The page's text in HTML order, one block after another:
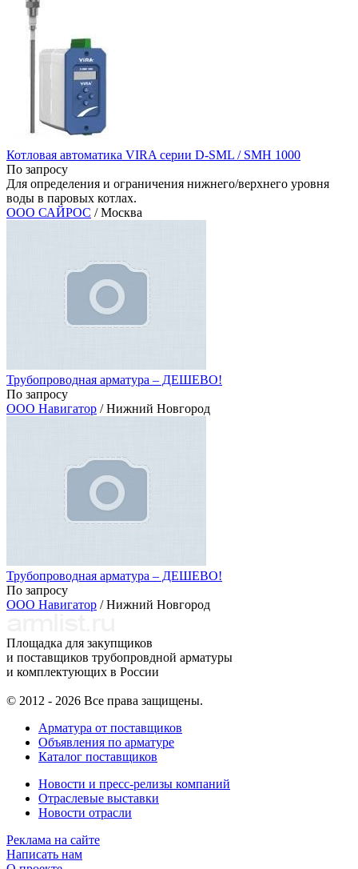
Котловая автоматика VIRA серии D-SML / SMH 1000
По запросу
Для определения и ограничения нижнего/верхнего уровня
воды в паровых котлах.
ООО САЙРОС / Москва
Трубопроводная арматура – ДЕШЕВО!
По запросу
ООО Навигатор / Нижний Новгород
Трубопроводная арматура – ДЕШЕВО!
По запросу
ООО Навигатор / Нижний Новгород
Площадка для закупщиков
и поставщиков трубопровдной арматуры
и комплектующих в России
© 2012 - 2026 Все права защищены.
Арматура от поставщиков
Объявления по арматуре
Каталог поставщиков
Новости и пресс-релизы компаний
Отраслевые выставки
Новости отрасли
Реклама на сайте
Написать нам